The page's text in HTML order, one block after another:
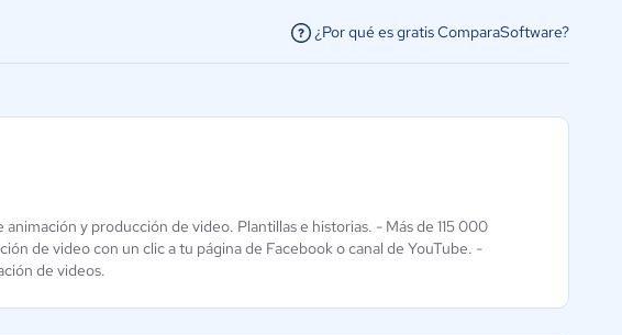
¿Por qué es gratis ComparaSoftware?
RenderLion
y producción de video. Plantillas e historias. - Más de 115 000
de video con un clic a tu página de Facebook o canal de YouTube. -
de videos.